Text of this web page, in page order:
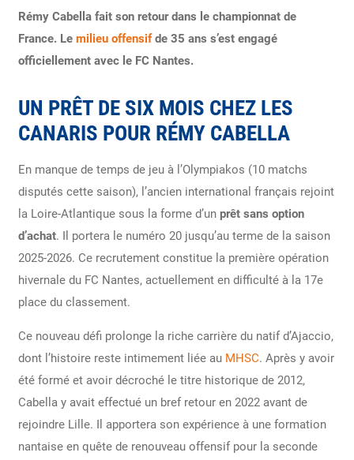
Rémy Cabella fait son retour dans le championnat de
France. Le milieu offensifde 35 ans s’est engagé
officiellement avec le FC Nantes.
UN PRÊT DE SIX MOIS CHEZ LES
CANARIS POUR RÉMY CABELLA
En manque de temps de jeu à l’Olympiakos (10 matchs
disputés cette saison), l’ancien international français rejoint
la Loire-Atlantique sous la forme d’un prêt sans option
d’achat. Il portera le numéro 20 jusqu’au terme de la saison
2025-2026. Ce recrutement constitue la première opération
hivernale du FC Nantes, actuellement en difficulté à la 17e
place du classement.
Ce nouveau défi prolonge la riche carrière du natif d’Ajaccio,
dont l’histoire reste intimement liée au MHSC. Après y avoir
été formé et avoir décroché le titre historique de 2012,
Cabella y avait effectué un bref retour en 2022 avant de
rejoindre Lille. Il apportera son expérience à une formation
nantaise en quête de renouveau offensif pour la seconde